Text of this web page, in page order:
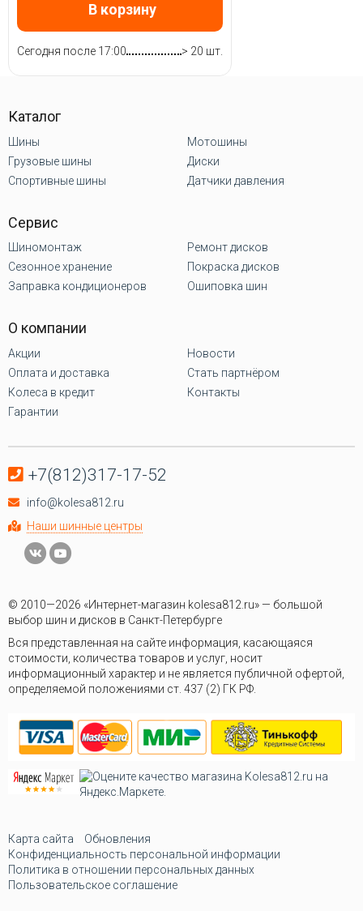
В корзину
Сегодня после 17:00 > 20 шт.
Каталог
Шины
Грузовые шины
Спортивные шины
Мотошины
Диски
Датчики давления
Сервис
Шиномонтаж
Сезонное хранение
Заправка кондиционеров
Ремонт дисков
Покраска дисков
Ошиповка шин
О компании
Акции
Оплата и доставка
Колеса в кредит
Гарантии
Новости
Стать партнёром
Контакты
+7(812)317-17-52
info@kolesa812.ru
Наши шинные центры
© 2010—2026 «Интернет-магазин kolesa812.ru» — большой
выбор шин и дисков в Санкт-Петербурге
Вся представленная на сайте информация, касающаяся
стоимости, количества товаров и услуг, носит
информационный характер и не является публичной офертой,
определяемой положениями ст. 437 (2) ГК РФ.
Карта сайта
Обновления
Конфиденциальность персональной информации
Политика в отношении персональных данных
Пользовательское соглашение